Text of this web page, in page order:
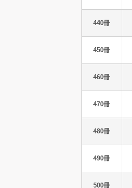
440冊
450冊
460冊
470冊
480冊
490冊
500冊